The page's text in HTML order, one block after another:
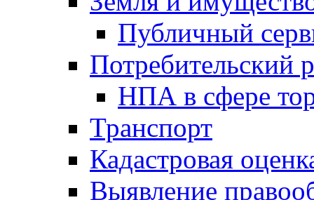
Публичный
Потребительский
НПА в сфере
Транспорт
Кадастровая
Выявление